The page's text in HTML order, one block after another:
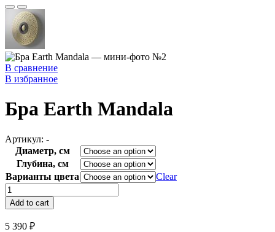
В сравнение
В избранное
Бра Earth Mandala
Артикул: -
Диаметр, см
Глубина, см
Варианты цвета
Clear
Бра
Earth
Mandala
quantity
Add to cart
5 390 ₽